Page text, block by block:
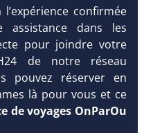
DEMANDE
D’INFORMATIONS
:
64 %
confirmée
assistance dans les
pour joindre votre
de notre réseau
pouvez réserver en
là pour vous et ce
de voyages OnParOu